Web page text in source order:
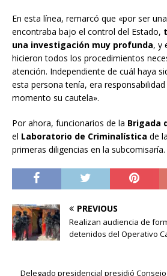
En esta línea, remarcó que «por ser
encontraba bajo el control del Estado,
una investigación muy profunda, y
hicieron todos los procedimientos
atención. Independiente de cuál haya
esta persona tenía, era
momento su cautela».
Por ahora, funcionarios de la Brigada
el Laboratorio de Criminalística de
primeras diligencias en la subcomisaría.
PREVIOUS
Realizan audiencia de
detenidos del Operativo
Delegado presidencial presidió